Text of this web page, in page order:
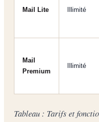
Mail Lite Illimité
Mail
Premium
Illimité
Tableau : Tarifs et